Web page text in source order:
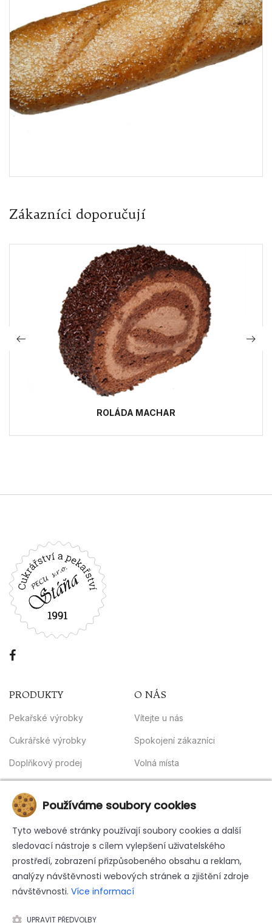
Zákazníci doporučují
ROLÁDA MACHAR
PRODUKTY
Pekařské výrobky
Cukrářské výrobky
Doplňkový prodej
O NÁS
Vítejte u nás
Spokojení zákazníci
Volná místa
INFORMACE
Kontakt
Whistleblowing
Zásady ochrany osobních údajů
Reklamační řád
Používáme soubory cookies
Tyto webové stránky používají soubory cookies a další
sledovací nástroje s cílem vylepšení uživatelského
prostředí, zobrazení přizpůsobeného obsahu a reklam,
analýzy návštěvnosti webových stránek a zjištění zdroje
návštěvnosti. Více informací
UPRAVIT PŘEDVOLBY